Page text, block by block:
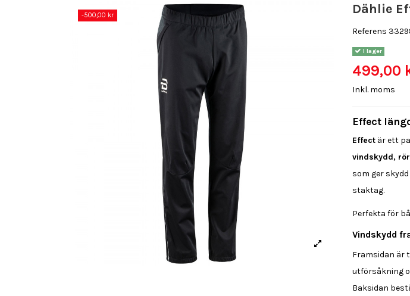
-500,00 kr Dählie
Referens
I lager
499,00
Inkl. moms
Effect
Effect är ett
vindskydd,
som ger
staktag.
Perfekta för
Vindskydd
Framsidan är
utförsåkning
Baksidan